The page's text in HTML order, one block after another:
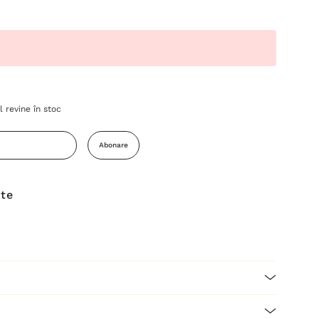
revine în stoc
Abonare